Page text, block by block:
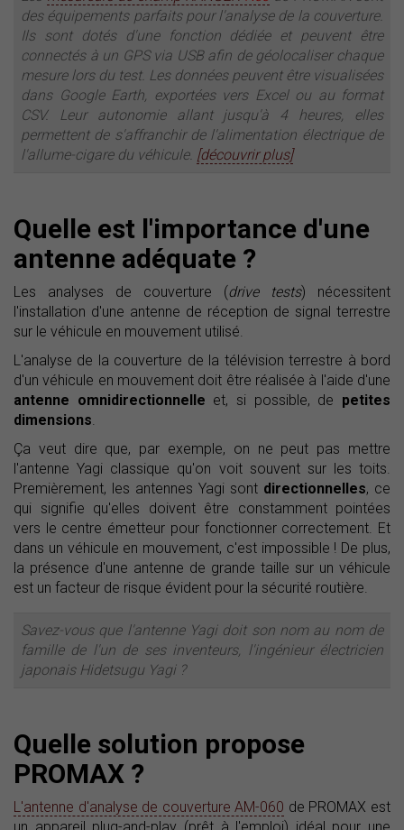
des équipements parfaits pour l'analyse de la couverture.
Ils sont dotés d'une fonction dédiée et peuvent être
connectés à un GPS via USB afin de géolocaliser chaque
mesure lors du test. Les données peuvent être visualisées
dans Google Earth, exportées vers Excel ou au format
CSV. Leur autonomie allant jusqu'à 4 heures, elles
permettent de s'affranchir de l'alimentation électrique de
l'allume-cigare du véhicule. [découvrir plus]
Quelle est l'importance d'une
antenne adéquate ?
Les analyses de couverture (drive tests) nécessitent
l'installation d'une antenne de réception de signal terrestre
sur le véhicule en mouvement utilisé.
L'analyse de la couverture de la télévision terrestre à bord
d'un véhicule en mouvement doit être réalisée à l'aide d'une
antenne omnidirectionnelle et, si possible, de petites
dimensions.
Ça veut dire que, par exemple, on ne peut pas mettre
l'antenne Yagi classique qu'on voit souvent sur les toits.
Premièrement, les antennes Yagi sont directionnelles, ce
qui signifie qu'elles doivent être constamment pointées
vers le centre émetteur pour fonctionner correctement. Et
dans un véhicule en mouvement, c'est impossible ! De plus,
la présence d'une antenne de grande taille sur un véhicule
est un facteur de risque évident pour la sécurité routière.
Savez-vous que l'antenne Yagi doit son nom au nom de
famille de l'un de ses inventeurs, l'ingénieur électricien
japonais Hidetsugu Yagi ?
Quelle solution propose
PROMAX ?
L'antenne d'analyse de couverture AM-060 de PROMAX est